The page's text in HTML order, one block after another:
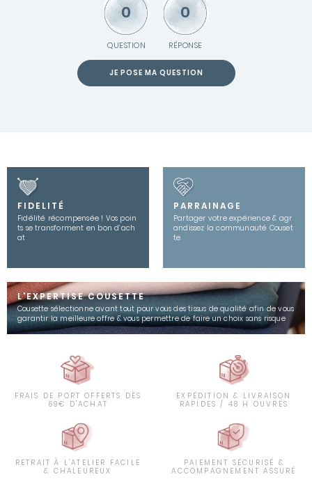
0
QUESTION
0
RÉPONSE
JE POSE MA QUESTION
FIDELITÉ
Fidélité récompensée ! Vos poin
ts se transforment en bon d’ach
at
PARRAINAGE
Partager votre expérience & agr
andissez la communauté Couset
te
L'EXPERTISE COUSETTE
Cousette sélectionne avant tout pour vous des tissus de qualité afin de vous
garantir la meilleure offre & vous permettre de faire un choix sans risque
FRAIS DE PORT OFFERTS DÈS
69€ D'ACHAT
EXPÉDITION & LIVRAISON
RAPIDES / 48 H OUVRÉS
RETRAIT À L'ATELIER FACILE
& CHALEUREUX
PAIEMENT SÉCURISÉ &
ACCOMPAGNEMENT ASSURÉ